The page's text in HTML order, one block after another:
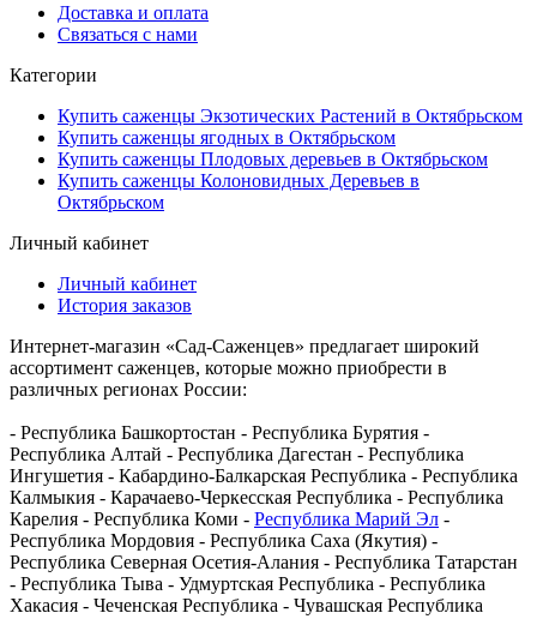
Доставка и оплата
Связаться с нами
Категории
Купить саженцы Экзотических Растений в Октябрьском
Купить саженцы ягодных в Октябрьском
Купить саженцы Плодовых деревьев в Октябрьском
Купить саженцы Колоновидных Деревьев в
Октябрьском
Личный кабинет
Личный кабинет
История заказов
Интернет-магазин «Сад-Саженцев» предлагает широкий
ассортимент саженцев, которые можно приобрести в
различных регионах России:
- Республика Башкортостан - Республика Бурятия -
Республика Алтай - Республика Дагестан - Республика
Ингушетия - Кабардино-Балкарская Республика - Республика
Калмыкия - Карачаево-Черкесская Республика - Республика
Карелия - Республика Коми - Республика Марий Эл -
Республика Мордовия - Республика Саха (Якутия) -
Республика Северная Осетия-Алания - Республика Татарстан
- Республика Тыва - Удмуртская Республика - Республика
Хакасия - Чеченская Республика - Чувашская Республика